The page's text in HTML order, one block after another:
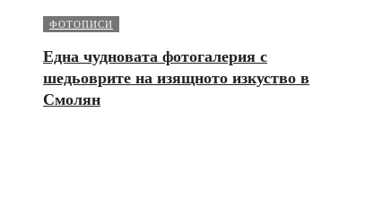
ФОТОПИСИ
Една чудновата фотогалерия с
шедьоврите на изящното изкуство в
Смолян